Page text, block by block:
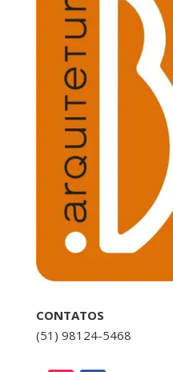
CONTATOS
(51) 98124-5468